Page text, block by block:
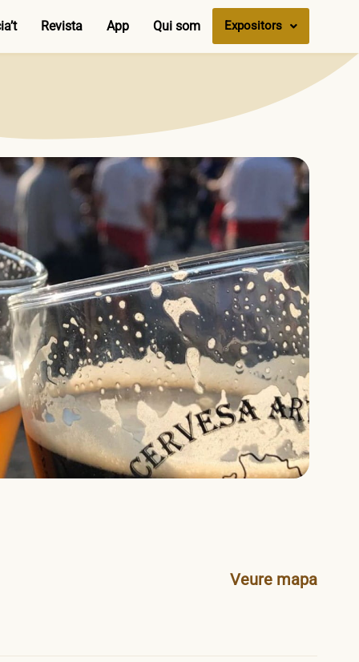
Revista App Qui som Expositors
Veure mapa